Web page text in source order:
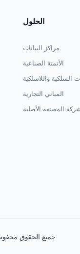
الحلول
مراكز البيانات
الأتمتة الصناعية
السلكية واللاسلكية
المباني التجارية
المصنعة الأصلية
جميع الحقوق محفوظة © 2026 لشركة نينغبو فارسنس